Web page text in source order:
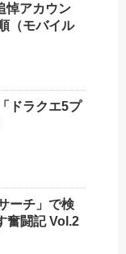
悼アカウン
（モバイル
ドラクエ5プ
ーチ」で検
奮闘記 Vol.2